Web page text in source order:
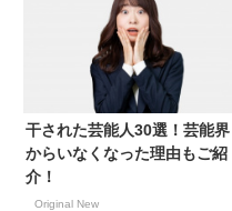
干された芸能人30選！芸能界
からいなくなった理由もご紹
介！
Original New